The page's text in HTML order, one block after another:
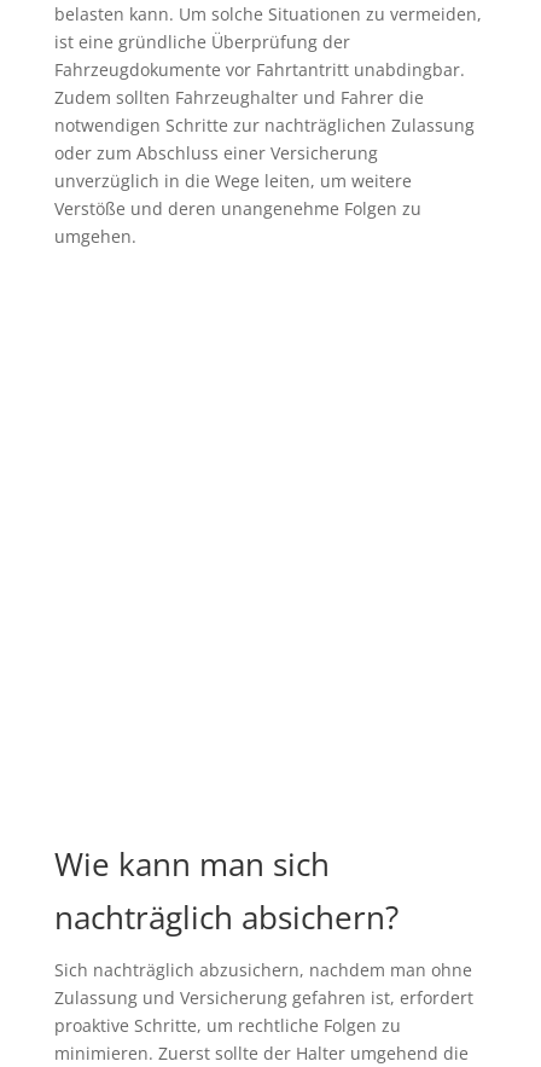
belasten kann. Um solche Situationen zu vermeiden,
ist eine gründliche Überprüfung der
Fahrzeugdokumente vor Fahrtantritt unabdingbar.
Zudem sollten Fahrzeughalter und Fahrer die
notwendigen Schritte zur nachträglichen Zulassung
oder zum Abschluss einer Versicherung
unverzüglich in die Wege leiten, um weitere
Verstöße und deren unangenehme Folgen zu
umgehen.
Wie kann man sich
nachträglich absichern?
Sich nachträglich abzusichern, nachdem man ohne
Zulassung und Versicherung gefahren ist, erfordert
proaktive Schritte, um rechtliche Folgen zu
minimieren. Zuerst sollte der Halter umgehend die